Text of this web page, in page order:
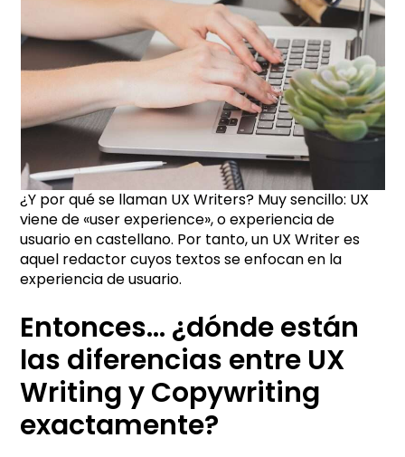
¿Y por qué se llaman UX Writers? Muy sencillo: UX
viene de «user experience», o experiencia de
usuario en castellano. Por tanto, un UX Writer es
aquel redactor cuyos textos se enfocan en la
experiencia de usuario.
Entonces… ¿dónde están
las diferencias entre UX
Writing y Copywriting
exactamente?